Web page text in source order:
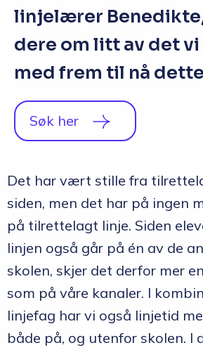
linjelærer
dere om litt av det
med frem til nå
Søk her
Det har vært stille fra
siden, men det har på ingen
på tilrettelagt linje. Siden
linjen også går på én av de
skolen, skjer det derfor mer
som på våre kanaler. I
linjefag har vi også linjetid
både på, og utenfor skolen. I